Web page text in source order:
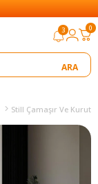
3 0
Still Çamaşır Ve